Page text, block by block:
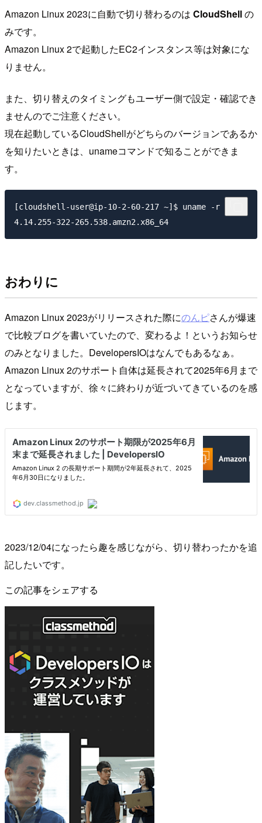
Amazon Linux 2023に自動で切り替わるのは CloudShellの
みです。
Amazon Linux 2で起動したEC2インスタンス等は対象にな
りません。
また、切り替えのタイミングもユーザー側で設定・確認でき
ませんのでご注意ください。
現在起動しているCloudShellがどちらのバージョンであるか
を知りたいときは、unameコマンドで知ることができま
す。
[cloudshell-user@ip-10-2-60-217 ~]$ uname -r
おわりに
Amazon Linux 2023がリリースされた際にのんピさんが爆速
で比較ブログを書いていたので、変わるよ！というお知らせ
のみとなりました。DevelopersIOはなんでもあるなぁ。
Amazon Linux 2のサポート自体は延長されて2025年6月まで
となっていますが、徐々に終わりが近づいてきているのを感
じます。
2023/12/04になったら趣を感じながら、切り替わったかを追
記したいです。
この記事をシェアする